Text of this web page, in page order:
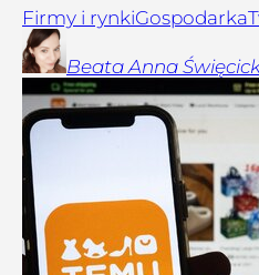
Firmy i rynkiGospodarka
Beata Anna